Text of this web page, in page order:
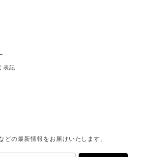
表記
どの最新情報をお届けいたします。